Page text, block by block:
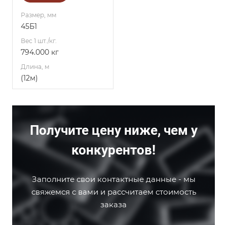
Размер, мм
45Б1
Вес 1 шт./кг.
794.000 кг
Длина, м
(12м)
Получите цену ниже, чем у
конкурентов!
Заполните свои контактные данные - мы
свяжемся с вами и рассчитаем стоимость
заказа